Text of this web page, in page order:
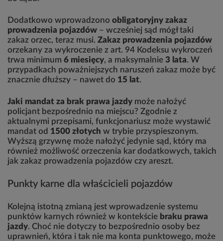
Dodatkowo wprowadzono obligatoryjny zakaz
prowadzenia pojazdów – wcześniej sąd mógł taki
zakaz orzec, teraz musi. Zakaz prowadzenia pojazdów
orzekany za wykroczenie z art. 94 Kodeksu wykroczeń
trwa minimum 6 miesięcy, a maksymalnie 3 lata. W
przypadkach poważniejszych naruszeń zakaz może być
znacznie dłuższy – nawet do 15 lat.
Jaki mandat za brak prawa jazdy może nałożyć
policjant bezpośrednio na miejscu? Zgodnie z
aktualnymi przepisami, funkcjonariusz może wystawić
mandat od 1500 złotych w trybie przyspieszonym.
Wyższą grzywnę może nałożyć jedynie sąd, który ma
również możliwość orzeczenia kar dodatkowych, takich
jak zakaz prowadzenia pojazdów czy areszt.
Punkty karne dla właścicieli pojazdów
Kolejną istotną zmianą jest wprowadzenie systemu
punktów karnych również w kontekście braku prawa
jazdy. Choć nie dotyczy to bezpośrednio osoby bez
uprawnień, która i tak nie ma konta punktowego, może